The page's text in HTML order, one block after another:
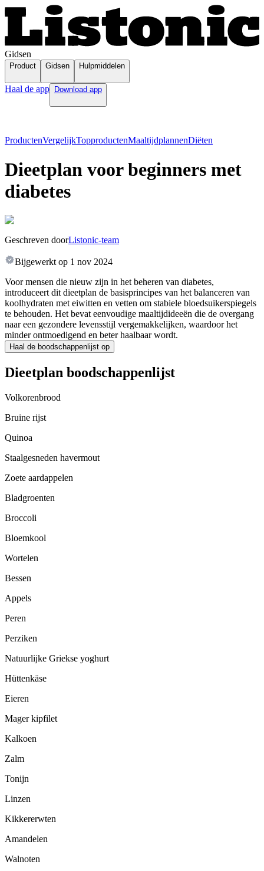
Gidsen
Product Gidsen Hulpmiddelen
Haal de app Download app
ProductenVergelijkTopproductenMaaltijdplannenDiëten
Dieetplan voor beginners met
diabetes
Geschreven doorListonic-team
Bijgewerkt op 1 nov 2024
Voor mensen die nieuw zijn in het beheren van diabetes,
introduceert dit dieetplan de basisprincipes van het balanceren van
koolhydraten met eiwitten en vetten om stabiele bloedsuikerspiegels
te behouden. Het bevat eenvoudige maaltijdideeën die de overgang
naar een gezondere levensstijl vergemakkelijken, waardoor het
minder ontmoedigend en beter haalbaar wordt.
Haal de boodschappenlijst op
Dieetplan boodschappenlijst
Volkorenbrood
Bruine rijst
Quinoa
Staalgesneden havermout
Zoete aardappelen
Bladgroenten
Broccoli
Bloemkool
Wortelen
Bessen
Appels
Peren
Perziken
Natuurlijke Griekse yoghurt
Hüttenkäse
Eieren
Mager kipfilet
Kalkoen
Zalm
Tonijn
Linzen
Kikkererwten
Amandelen
Walnoten